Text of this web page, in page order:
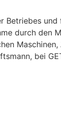
Betriebes und
durch den
Maschinen,
bei